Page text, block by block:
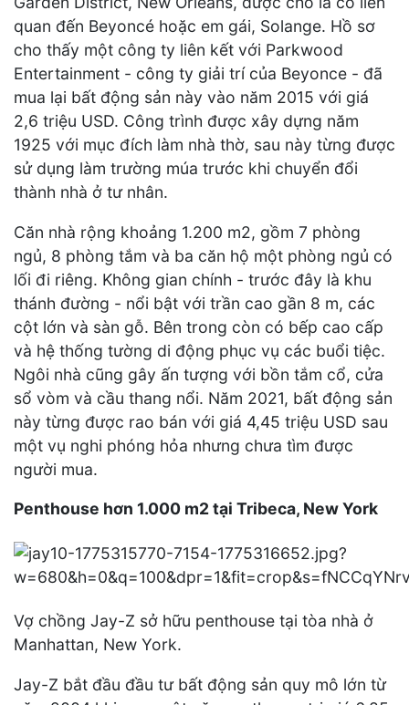
quan đến Beyoncé hoặc em gái, Solange. Hồ sơ
cho thấy một công ty liên kết với Parkwood
Entertainment - công ty giải trí của Beyonce - đã
mua lại bất động sản này vào năm 2015 với giá
2,6 triệu USD. Công trình được xây dựng năm
1925 với mục đích làm nhà thờ, sau này từng được
sử dụng làm trường múa trước khi chuyển đổi
thành nhà ở tư nhân.
Căn nhà rộng khoảng 1.200 m2, gồm 7 phòng
ngủ, 8 phòng tắm và ba căn hộ một phòng ngủ có
lối đi riêng. Không gian chính - trước đây là khu
thánh đường - nổi bật với trần cao gần 8 m, các
cột lớn và sàn gỗ. Bên trong còn có bếp cao cấp
và hệ thống tường di động phục vụ các buổi tiệc.
Ngôi nhà cũng gây ấn tượng với bồn tắm cổ, cửa
sổ vòm và cầu thang nổi. Năm 2021, bất động sản
này từng được rao bán với giá 4,45 triệu USD sau
một vụ nghi phóng hỏa nhưng chưa tìm được
người mua.
Penthouse hơn 1.000 m2 tại Tribeca, New York
Vợ chồng Jay-Z sở hữu penthouse tại tòa nhà ở
Manhattan, New York.
Jay-Z bắt đầu đầu tư bất động sản quy mô lớn từ